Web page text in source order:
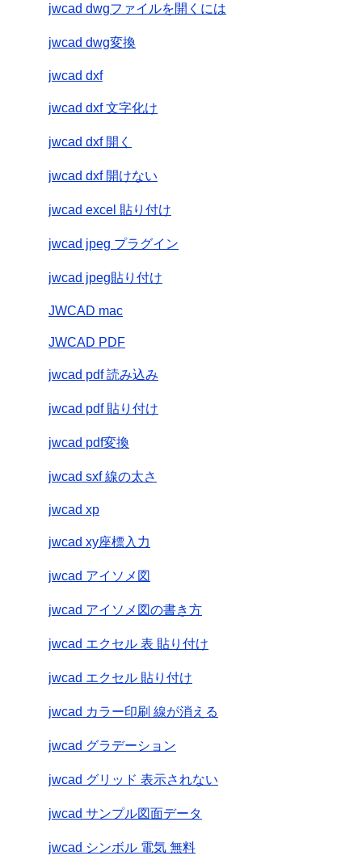
jwcad dwgファイルを開くには
jwcad dwg変換
jwcad dxf
jwcad dxf 文字化け
jwcad dxf 開く
jwcad dxf 開けない
jwcad excel 貼り付け
jwcad jpeg プラグイン
jwcad jpeg貼り付け
JWCAD mac
JWCAD PDF
jwcad pdf 読み込み
jwcad pdf 貼り付け
jwcad pdf変換
jwcad sxf 線の太さ
jwcad xp
jwcad xy座標入力
jwcad アイソメ図
jwcad アイソメ図の書き方
jwcad エクセル 表 貼り付け
jwcad エクセル 貼り付け
jwcad カラー印刷 線が消える
jwcad グラデーション
jwcad グリッド 表示されない
jwcad サンプル図面データ
jwcad シンボル 電気 無料